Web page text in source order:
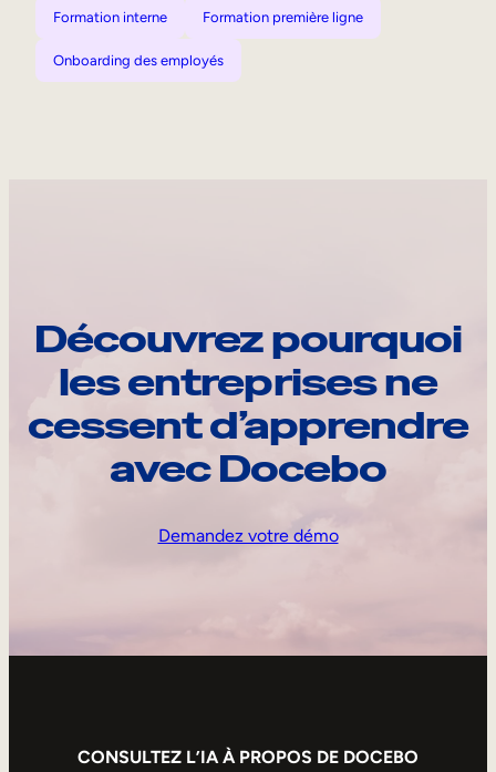
Formation interne Formation première ligne
Onboarding des employés
Découvrez pourquoi
les entreprises ne
cessent d’apprendre
avec Docebo
Demandez votre démo
CONSULTEZ L’IA À PROPOS DE DOCEBO